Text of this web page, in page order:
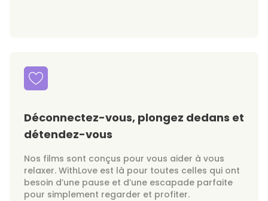
Déconnectez-vous, plongez dedans et
détendez-vous
Nos films sont conçus pour vous aider à vous
relaxer. WithLove est là pour toutes celles qui ont
besoin d’une pause et d’une escapade parfaite
pour simplement regarder et profiter.